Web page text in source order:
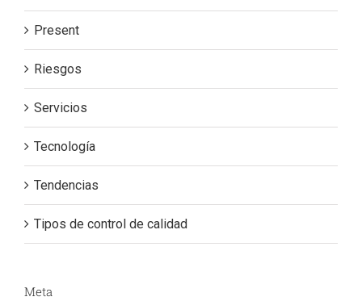
Present
Riesgos
Servicios
Tecnología
Tendencias
Tipos de control de calidad
Meta